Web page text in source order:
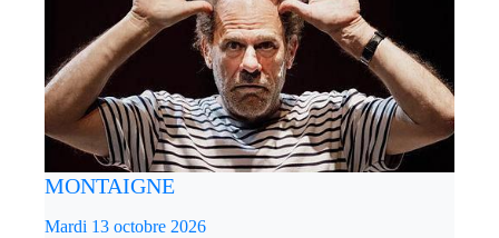
MONTAIGNE
Mardi 13 octobre 2026